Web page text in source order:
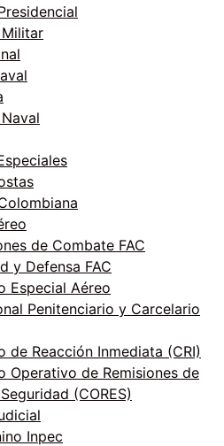
de Combate FAC
y Defensa FAC
Especial Aéreo
Penitenciario y Carcelario
de Reacción Inmediata (CRI)
Operativo de Remisiones de
(CORES)
Inpec